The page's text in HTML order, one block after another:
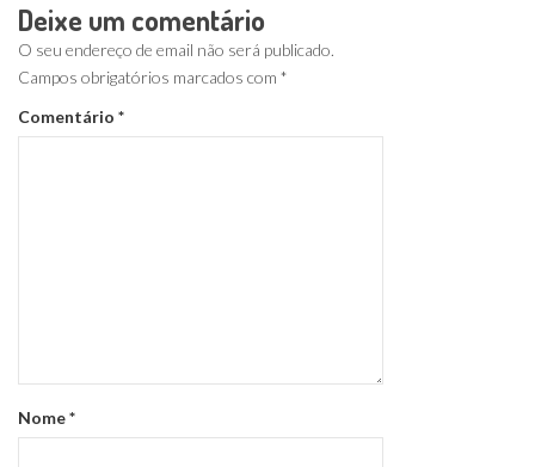
Deixe um comentário
O seu endereço de email não será publicado.
Campos obrigatórios marcados com *
Comentário *
Nome*